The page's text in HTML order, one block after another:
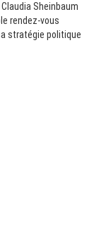
Sheinbaum
rendez-vous
stratégie politique